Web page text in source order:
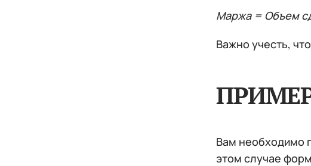
Маржа = Объем
Важно учесть,
Вам необходимо
этом случае